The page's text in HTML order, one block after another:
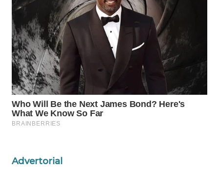
Advertorial
WAHANA
Wahana
Network
KONSUMEN
LISTRIK
MASYARAKAT
KELISTRIKAN